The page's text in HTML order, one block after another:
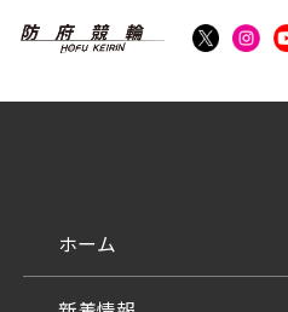
ホーム